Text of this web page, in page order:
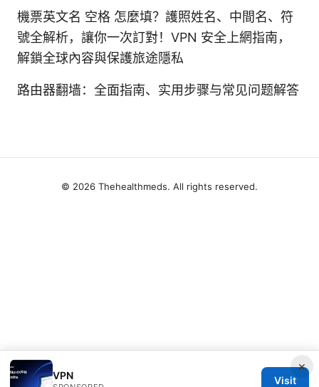
機票英文名 空格 怎麼填？護照姓名、中間名、符
號全解析，讓你一次訂對！VPN 安全上網指南，
解鎖全球內容與保護旅途隱私
路由器翻墙：全面指南、实用步骤与常见问题解答
×
VPN Visit
© 2026 Thehealthmeds. All rights reserved.